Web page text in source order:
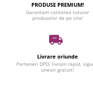
PRODUSE PREMIUM!
Garantam calitatea tuturor
produselor de pe site!
Livrare oriunde
Parteneri DPD, livram rapid,
uneori gratuit!